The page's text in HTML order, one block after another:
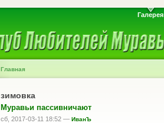
Галерея
Главная
зимовка
Муравьи пассивничают
сб, 2017-03-11 18:52 — ИванЪ